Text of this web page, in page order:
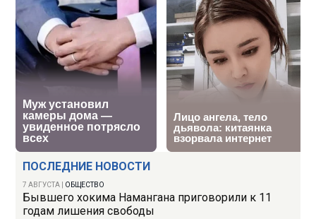
ПОСЛЕДНИЕ НОВОСТИ
7 АВГУСТА ОБЩЕСТВО
Бывшего хокима Намангана приговорили к 11
годам лишения свободы